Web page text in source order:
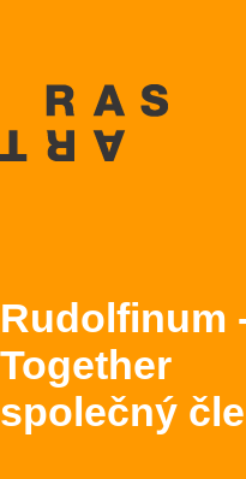
Rudolfinum
Together
společný